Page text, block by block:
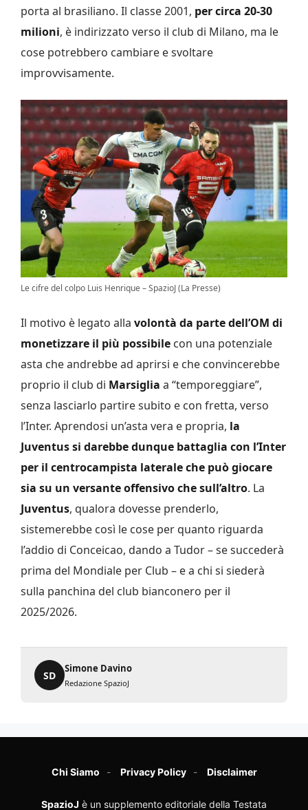
porta al brasiliano. Il classe 2001, per circa 20-30
milioni, è indirizzato verso il club di Milano, ma le
cose potrebbero cambiare e svoltare
improvvisamente.
Le cifre del colpo Luis Henrique – SpazioJ (La Presse)
Il motivo è legato alla volontà da parte dell’OM di
monetizzare il più possibile con una potenziale
asta che andrebbe ad aprirsi e che convincerebbe
proprio il club di Marsiglia a “temporeggiare”,
senza lasciarlo partire subito e con fretta, verso
l’Inter. Aprendosi un’asta vera e propria, la
Juventus si darebbe dunque battaglia con l’Inter
per il centrocampista laterale che può giocare
sia su un versante offensivo che sull’altro. La
Juventus, qualora dovesse prenderlo,
sistemerebbe così le cose per quanto riguarda
l’addio di Conceicao, dando a Tudor – se succederà
prima del Mondiale per Club – e a chi si siederà
sulla panchina del club bianconero per il
2025/2026.
SD
Simone Davino
Redazione SpazioJ
Chi Siamo Privacy Policy Disclaimer
SpazioJ è un supplemento editoriale della Testata